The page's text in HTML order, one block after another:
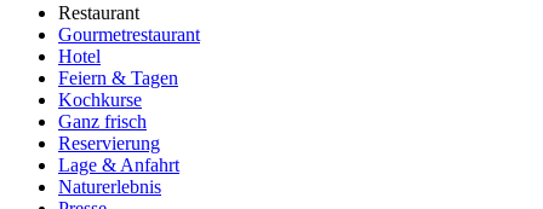
Restaurant
Gourmetrestaurant
Hotel
Feiern & Tagen
Kochkurse
Ganz frisch
Reservierung
Lage & Anfahrt
Naturerlebnis